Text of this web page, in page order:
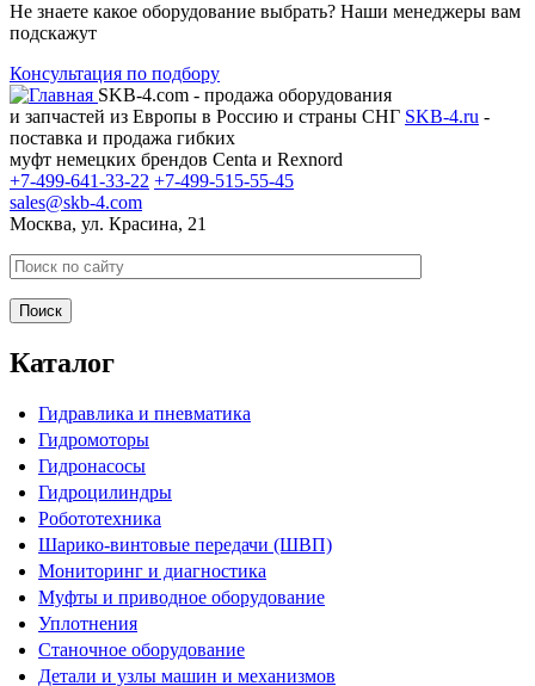
Не знаете какое оборудование выбрать? Наши менеджеры вам
подскажут
Консультация по подбору
SKB-4.com - продажа оборудования
и запчастей из Европы в Россию и страны СНГ SKB-4.ru -
поставка и продажа гибких
муфт немецких брендов Centa и Rexnord
+7-499-641-33-22 +7-499-515-55-45
sales@skb-4.com
Москва, ул. Красина, 21
Каталог
Гидравлика и пневматика
Гидромоторы
Гидронасосы
Гидроцилиндры
Робототехника
Шарико-винтовые передачи (ШВП)
Мониторинг и диагностика
Муфты и приводное оборудование
Уплотнения
Станочное оборудование
Детали и узлы машин и механизмов